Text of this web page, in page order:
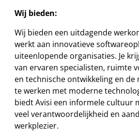
Wij bieden:
Wij bieden een uitdagende
werkt aan innovatieve
uiteenlopende organisaties. Je
van ervaren specialisten, ruimte
en technische ontwikkeling en de
te werken met moderne
biedt Avisi een informele cultuur
veel verantwoordelijkheid en
werkplezier.